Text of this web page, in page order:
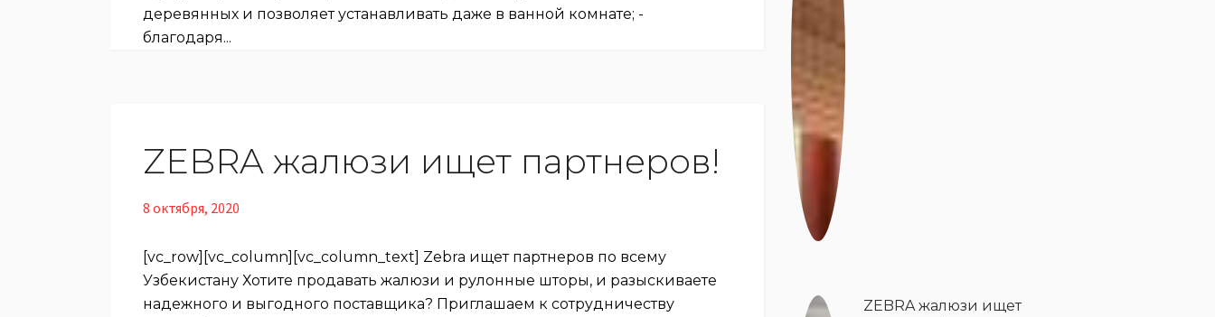
деревянных и позволяет устанавливать даже в ванной комнате; -
благодаря...
ZEBRA жалюзи ищет партнеров!
8 октября, 2020
[vc_row][vc_column][vc_column_text] Zebra ищет партнеров по всему
Узбекистану Хотите продавать жалюзи и рулонные шторы, и разыскиваете
надежного и выгодного поставщика? Приглашаем к сотрудничеству
ZEBRA жалюзи ищет